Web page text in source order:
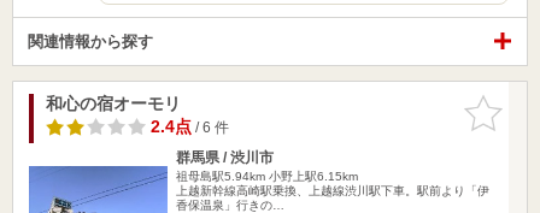
関連情報から探す
お気に入
りに追加
和心の宿オーモリ
2.4点/ 6 件
群馬県 / 渋川市
祖母島駅5.94km 小野上駅6.15km
上越新幹線高崎駅乗換、上越線渋川駅下車。駅前より「伊
香保温泉」行きの…